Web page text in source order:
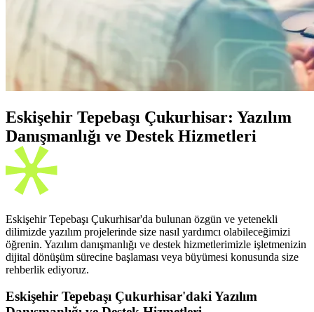
Eskişehir Tepebaşı Çukurhisar: Yazılım
Danışmanlığı ve Destek Hizmetleri
Eskişehir Tepebaşı Çukurhisar'da bulunan özgün ve yetenekli
dilimizde yazılım projelerinde size nasıl yardımcı olabileceğimizi
öğrenin. Yazılım danışmanlığı ve destek hizmetlerimizle işletmenizin
dijital dönüşüm sürecine başlaması veya büyümesi konusunda size
rehberlik ediyoruz.
Eskişehir Tepebaşı Çukurhisar'daki Yazılım